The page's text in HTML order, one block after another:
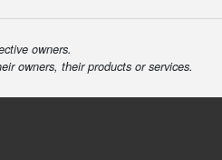
owners.
owners, their products or services.